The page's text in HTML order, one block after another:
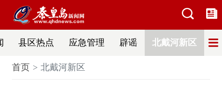
县区热点 应急管理 辟谣 北戴河新区
首页 北戴河新区